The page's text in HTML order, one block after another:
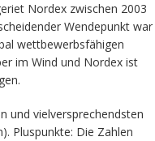
Nordex zwischen 2003
Wendepunkt war
wettbewerbsfähigen
im Wind und Nordex ist
und vielversprechendsten
Pluspunkte: Die Zahlen